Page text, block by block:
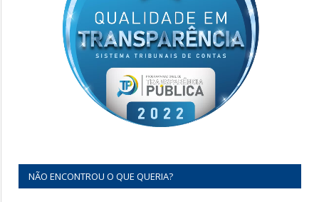
NÃO ENCONTROU O QUE QUERIA?